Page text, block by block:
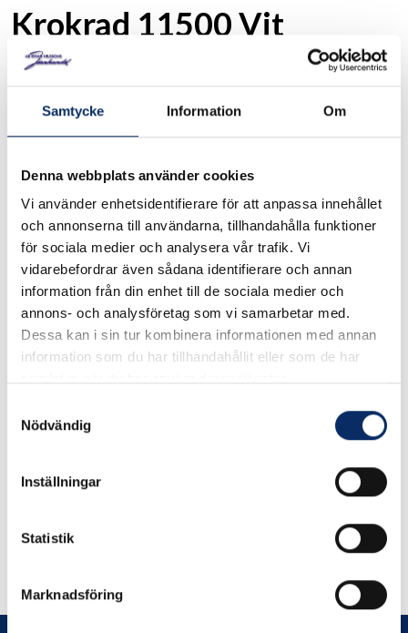
Samtycke Information Om
Denna webbplats använder cookies
Vi använder enhetsidentifierare för att anpassa innehållet
och annonserna till användarna, tillhandahålla funktioner
för sociala medier och analysera vår trafik. Vi
vidarebefordrar även sådana identifierare och annan
information från din enhet till de sociala medier och
annons- och analysföretag som vi samarbetar med.
Dessa kan i sin tur kombinera informationen med annan
information som du har tillhandahållit eller som de har
Nödvändig
Inställningar
Statistik
Marknadsföring
Krokrad 11500 Vit
Art. nr: 434855
Krokrad av stål. Utsprång 62 mm.
I lager
Antal
remove add
151kr
Lägg i varukorg
Produktinformation expand_more
Liknande produkter
Andra har även tittat på